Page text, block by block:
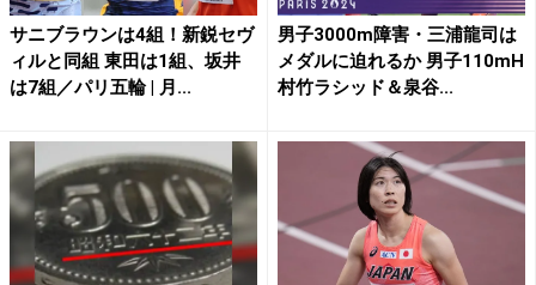
サニブラウンは4組！新鋭セヴ
ィルと同組 東田は1組、坂井
は7組／パリ五輪 | 月...
男子3000m障害・三浦龍司は
メダルに迫れるか 男子110mH
村竹ラシッド＆泉谷...